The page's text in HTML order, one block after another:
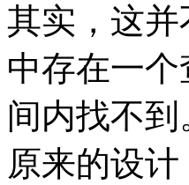
其实，这
中存在一
间内找不
原来的设